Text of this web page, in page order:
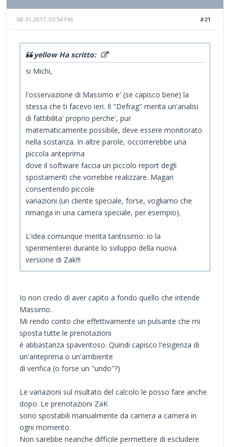
#21
08-31-2017, 05:54 PM
yellow Ha scritto:
si Michi,
l'osservazione di Massimo e' (se capisco bene) la
stessa che ti facevo ieri. Il "Defrag" merita un'analisi
di fattibilita' proprio perche', pur
matematicamente possibile, deve essere monitorato
nella sostanza. In altre parole, occorrerebbe una
piccola anteprima
dove il software faccia un piccolo report degli
spostamenti che vorrebbe realizzare. Magari
consentendo piccole
variazioni (un cliente speciale, forse, vogliamo che
rimanga in una camera speciale, per esempio).
L'idea comunque merita tantissimo: io la
sperimenterei durante lo sviluppo della nuova
versione di Zak!!!
Io non credo di aver capito a fondo quello che intende
Massimo.
Mi rendo conto che effettivamente un pulsante che mi
sposta tutte le prenotazioni
è abbastanza spaventoso. Quindi capisco l'esigenza di
un'anteprima o un'ambiente
di verifica (o forse un "undo"?)
Le variazioni sul risultato del calcolo le posso fare anche
dopo. Le prenotazioni ZaK
sono spostabili manualmente da camera a camera in
ogni momento.
Non sarebbe neanche difficile permettere di escludere